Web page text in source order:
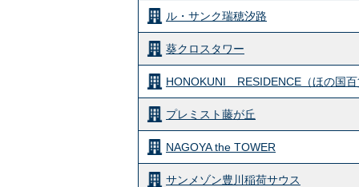
ル・サンク瑞穂汐路
葵クロスタワー
HONOKUNI RESIDENCE（ほの国百
プレミスト藤が丘
NAGOYA the TOWER
サンメゾン豊川稲荷サウス